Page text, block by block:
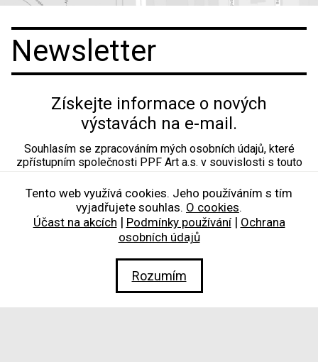
Newsletter
Získejte informace o nových
výstavách na e-mail.
Souhlasím se zpracováním mých osobních údajů, které
zpřístupním společnosti PPF Art a.s. v souvislosti s touto
„Ochrana osobních údajů“. Potvrzuji, že jsem se v části
Poučení o právech“ seznámil/a s právy, která ohledně
mých osobních údajů mám.
Souhlasím a odesílám žádost
Tento web využívá cookies. Jeho používáním s tím
vyjadřujete souhlas. O cookies.
Účast na akcích | Podmínky používání | Ochrana
osobních údajů
Rozumím